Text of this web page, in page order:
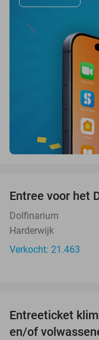
Entree voor het
Dolfinarium
Harderwijk
Verkocht: 21.463
Entreeticket
en/of